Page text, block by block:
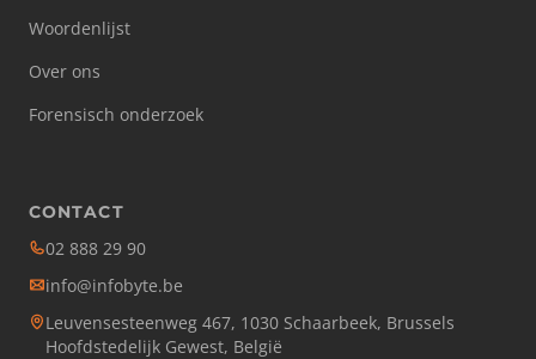
Woordenlijst
Over ons
Forensisch onderzoek
CONTACT
02 888 29 90
info@infobyte.be
Leuvensesteenweg 467, 1030 Schaarbeek, Brussels
Hoofdstedelijk Gewest, België